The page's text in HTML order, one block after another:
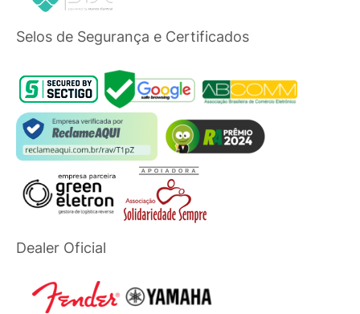
Selos de Segurança e Certificados
Dealer Oficial